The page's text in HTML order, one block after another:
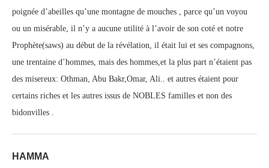
poignée d’abeilles qu’une montagne de mouches , parce qu’un voyou
ou un misérable, il n’y a aucune utilité à l’avoir de son coté et notre
Prophète(saws) au début de la révélation, il était lui et ses compagnons,
une trentaine d’hommes, mais des hommes,et la plus part n’étaient pas
des misereux: Othman, Abu Bakr,Omar, Ali.. et autres étaient pour
certains riches et les autres issus de NOBLES familles et non des
bidonvilles .
HAMMA